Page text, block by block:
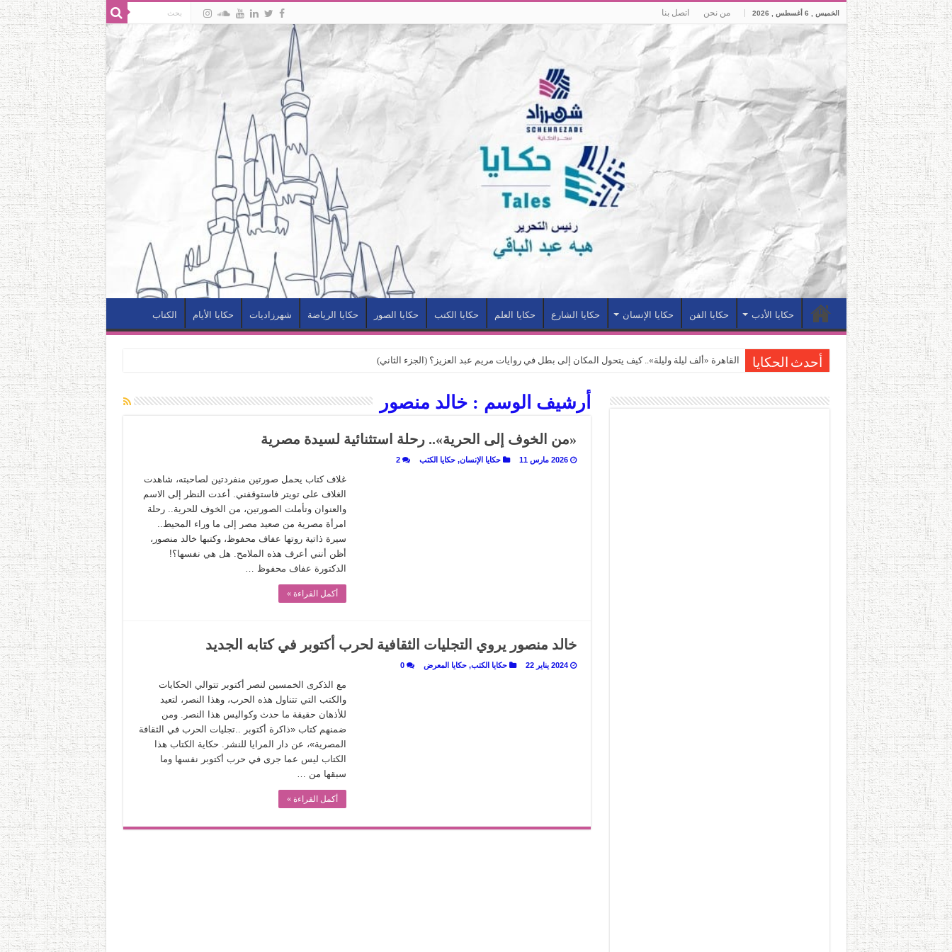
الخميس , 6 أغسطس , 2026 من نحن اتصل بنا
حكايا الأدب حكايا الفن حكايا الإنسان حكايا الشارع حكايا العلم حكايا الكتب حكايا الصور حكايا الرياضة شهرزاديات حكايا الأيام الكتاب
أحدث الحكايا القاهرة «ألف ليلة وليلة».. كيف يتحول المكان إلى بطل في روايات مريم عبد العزيز؟ (الجزء الثاني)
حين يتنفس الحجر.. المكان كبطل في أدب مريم عبد العزيز
«كوم النور».. ريم بسيوني تُعيد الخديوي المنسي إلى الضوء
أرشيف الوسم :خالد منصور
«من الخوف إلى الحرية».. رحلة استثنائية لسيدة مصرية
2026 مارس 11 حكايا الإنسان,حكايا الكتب 2
غلاف كتاب يحمل صورتين منفردتين لصاحبته، شاهدت
الغلاف على تويتر فاستوقفني. أعدت النظر إلى الاسم
والعنوان وتأملت الصورتين، من الخوف للحرية.. رحلة
امرأة مصرية من صعيد مصر إلى ما وراء المحيط..
سيرة ذاتية روتها عفاف محفوظ، وكتبها خالد منصور،
أظن أنني أعرف هذه الملامح. هل هي نفسها؟!
الدكتورة عفاف محفوظ …
أكمل القراءة »
خالد منصور يروي التجليات الثقافية لحرب أكتوبر في كتابه الجديد
2024 يناير 22 حكايا الكتب,حكايا المعرض 0
مع الذكرى الخمسين لنصر أكتوبر تتوالي الحكايات
والكتب التي تتناول هذه الحرب، وهذا النصر، لتعيد
للأذهان حقيقة ما حدث وكواليس هذا النصر. ومن
ضمنهم كتاب «ذاكرة أكتوبر ..تجليات الحرب في الثقافة
المصرية»، عن دار المرايا للنشر. حكاية الكتاب هذا
الكتاب ليس عما جرى في حرب أكتوبر نفسها وما
سبقها من …
أكمل القراءة »